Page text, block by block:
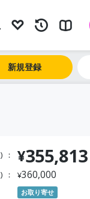
新規登録
¥355,813
¥360,000
お取り寄せ